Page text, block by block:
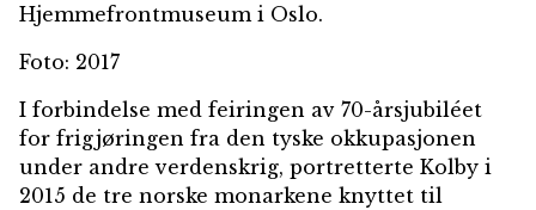
Hjemmefrontmuseum i Oslo.
Foto: 2017
I forbindelse med feiringen av 70-årsjubiléet
for frigjøringen fra den tyske okkupasjonen
under andre verdenskrig, portretterte Kolby i
2015 de tre norske monarkene knyttet til